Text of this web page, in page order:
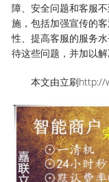
障、安全问题和客服
施，包括加强宣传的
性、提高客服的服务
待这些问题，并加以
本文由立刷http://